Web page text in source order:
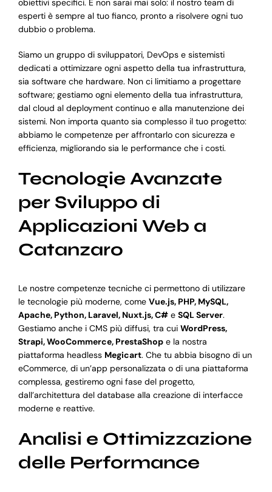
obiettivi specifici. E non sarai mai solo: il nostro team di
esperti è sempre al tuo fianco, pronto a risolvere ogni tuo
dubbio o problema.
Siamo un gruppo di sviluppatori, DevOps e sistemisti
dedicati a ottimizzare ogni aspetto della tua infrastruttura,
sia software che hardware. Non ci limitiamo a progettare
software; gestiamo ogni elemento della tua infrastruttura,
dal cloud al deployment continuo e alla manutenzione dei
sistemi. Non importa quanto sia complesso il tuo progetto:
abbiamo le competenze per affrontarlo con sicurezza e
efficienza, migliorando sia le performance che i costi.
Tecnologie Avanzate
per Sviluppo di
Applicazioni Web a
Catanzaro
Le nostre competenze tecniche ci permettono di utilizzare
le tecnologie più moderne, come Vue.js, PHP, MySQL,
Apache, Python, Laravel, Nuxt.js, C#e SQL Server.
Gestiamo anche i CMS più diffusi, tra cui WordPress,
Strapi, WooCommerce, PrestaShope la nostra
piattaforma headless Megicart. Che tu abbia bisogno di un
eCommerce, di un’app personalizzata o di una piattaforma
complessa, gestiremo ogni fase del progetto,
dall’architettura del database alla creazione di interfacce
moderne e reattive.
Analisi e Ottimizzazione
delle Performance